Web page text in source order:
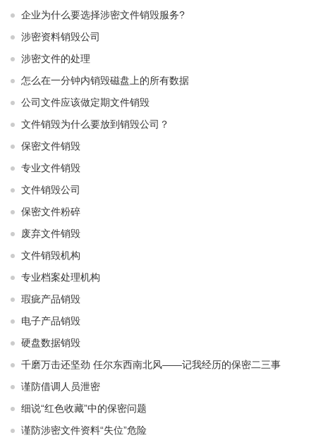
企业为什么要选择涉密文件销毁服务?
涉密资料销毁公司
涉密文件的处理
怎么在一分钟内销毁磁盘上的所有数据
公司文件应该做定期文件销毁
文件销毁为什么要放到销毁公司？
保密文件销毁
专业文件销毁
文件销毁公司
保密文件粉碎
废弃文件销毁
文件销毁机构
专业档案处理机构
瑕疵产品销毁
电子产品销毁
硬盘数据销毁
千磨万击还坚劲 任尔东西南北风——记我经历的保密二三事
谨防借调人员泄密
细说“红色收藏”中的保密问题
谨防涉密文件资料“失位”危险